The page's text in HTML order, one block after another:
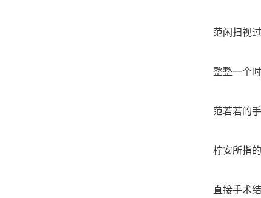
范闲扫视
整整一个
范若若的
柠安所指
直接手术